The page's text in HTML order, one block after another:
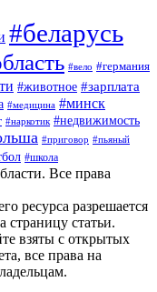
#беларусь
#вело #германия
#животное #зарплата
#медицина #минск
#наркотик #недвижимость
#приговор #пьяный
#школа
Все права
ресурса разрешается
страницу статьи.
взяты с открытых
все права на